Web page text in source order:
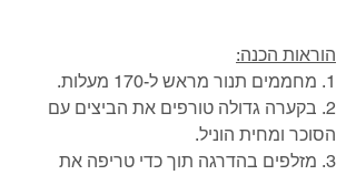
הוראות הכנה:
1. מחממים תנור מראש ל-170 מעלות.
2. בקערה גדולה טורפים את הביצים עם
הסוכר ומחית הוניל.
3. מזלפים בהדרגה תוך כדי טריפה את